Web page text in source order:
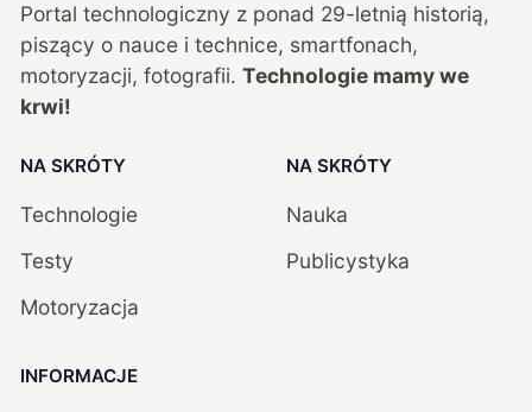
Portal technologiczny z ponad 29-letnią historią,
piszący o nauce i technice, smartfonach,
motoryzacji, fotografii. Technologie mamy we
krwi!
NA SKRÓTY
Technologie
Testy
Motoryzacja
NA SKRÓTY
Nauka
Publicystyka
INFORMACJE